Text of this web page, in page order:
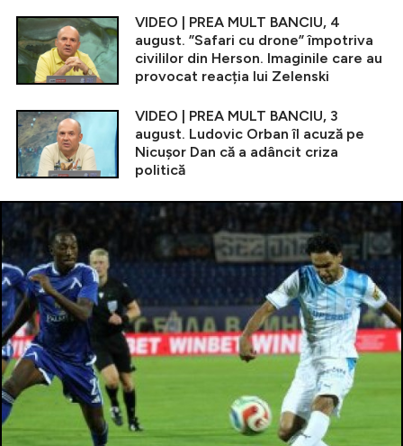
VIDEO | PREA MULT BANCIU, 4
august. ”Safari cu drone” împotriva
civililor din Herson. Imaginile care au
provocat reacția lui Zelenski
VIDEO | PREA MULT BANCIU, 3
august. Ludovic Orban îl acuză pe
Nicușor Dan că a adâncit criza
politică